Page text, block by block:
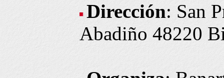
Dirección: San
Abadiño 48220